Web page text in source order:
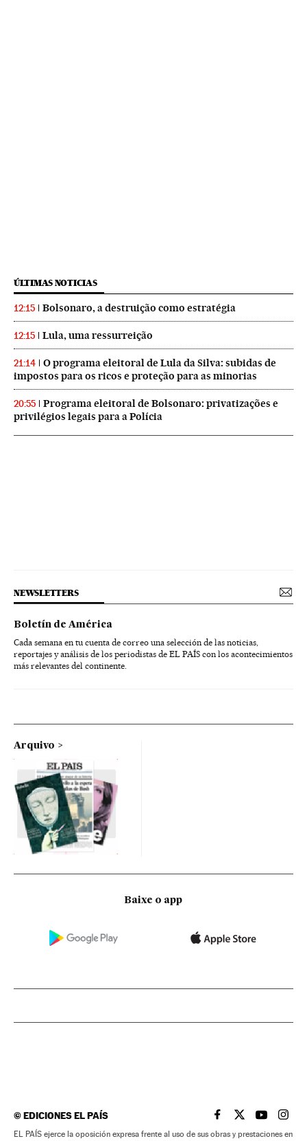
ÚLTIMAS NOTICIAS
12:15 Bolsonaro, a destruição como estratégia
12:15 Lula, uma ressurreição
21:14
O programa eleitoral de Lula da Silva: subidas de
impostos para os ricos e proteção para as minorias
20:55
Programa eleitoral de Bolsonaro: privatizações e
privilégios legais para a Polícia
NEWSLETTERS
Boletín de América
Cada semana en tu cuenta de correo una selección de las noticias,
reportajes y análisis de los periodistas de EL PAÍS con los acontecimientos
más relevantes del continente.
Arquivo
Baixe o app
©EDICIONES EL PAÍS EL PAÍS BRASIL EN
EL PAÍSEL PAÍS
EL
EL PAÍS ejerce la oposición expresa frente al uso de sus obras y prestaciones en